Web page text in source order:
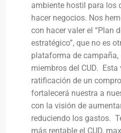
ambiente hostil para los
hacer negocios. Nos
con hacer valer el “Plan
estratégico”, que no es
plataforma de
miembros del CUD.
ratificación de un
fortalecerá nuestra a
con la visión de
reduciendo los gastos.
más rentable el CUD,